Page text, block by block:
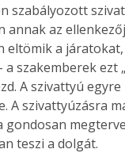
szabályozott
annak az
eltömik a
a szakemberek
A szivattyú
A szivattyúzásra
gondosan
teszi a dolgát.